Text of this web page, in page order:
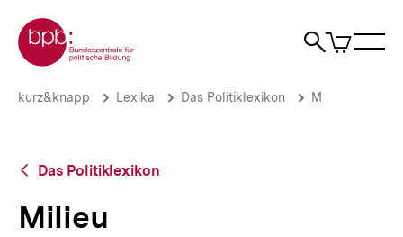
zum
Seiteninhalt
springen
Zur Startseite der bpb
Suche
Artikel
im
Milieu
Brotkrümelnavigation
Pfadnavigation
kurz&knapp Lexika Das Politiklexikon M
Zurück
Übersicht
Das Politiklexikon
Milieu